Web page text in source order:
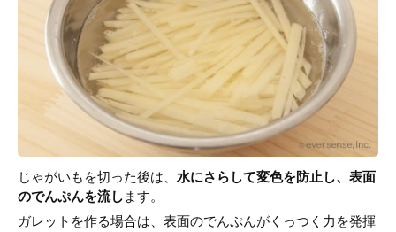
じゃがいもを切った後は、 水にさらして変色を防止し、表面
のでんぷんを流し ます。
ガレットを作る場合は、表面のでんぷんがくっつく力を発揮